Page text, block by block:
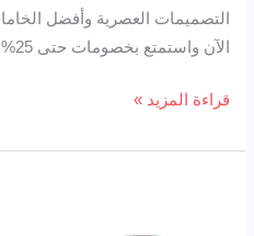
التصميمات العصرية وأفضل
الآن واستمتع بخصومات حتى 25%
قراءة المزيد »